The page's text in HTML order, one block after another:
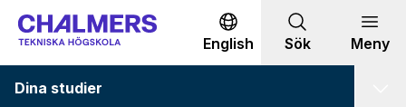
Gå till innehållet
English Sök Meny
Dina studier